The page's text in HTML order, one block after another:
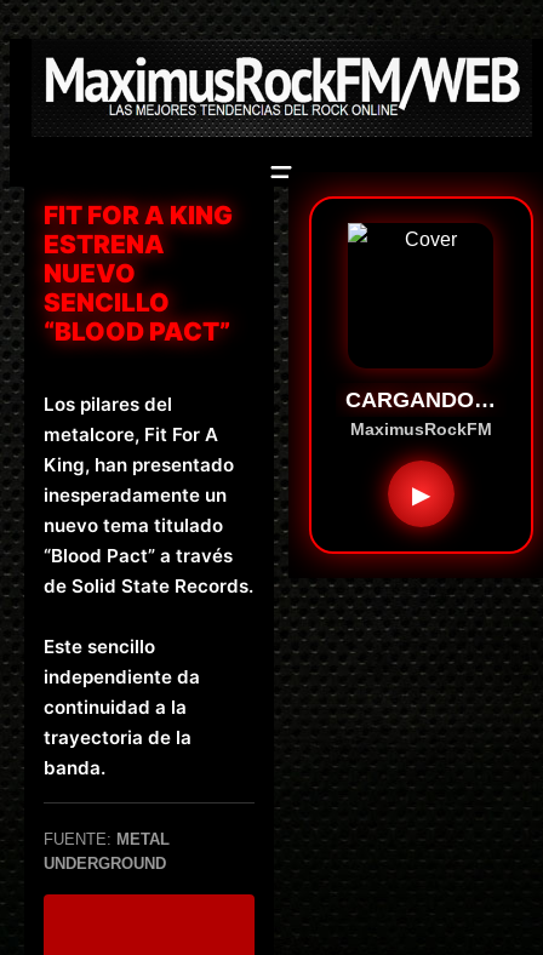
Saltar
al
contenido
FIT FOR A KING
ESTRENA
NUEVO
SENCILLO
“BLOOD PACT”
Los pilares del
metalcore, Fit For A
King, han presentado
inesperadamente un
nuevo tema titulado
“Blood Pact” a través
de Solid State Records.
Este sencillo
independiente da
continuidad a la
trayectoria de la
banda.
FUENTE: METAL
UNDERGROUND
CARGANDO…
MaximusRockFM
▶